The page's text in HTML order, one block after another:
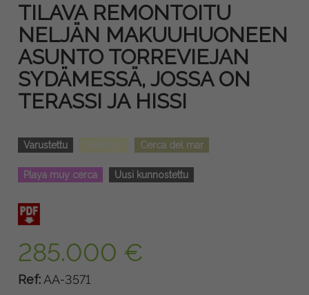
TILAVA REMONTOITU
NELJÄN MAKUUHUONEEN
ASUNTO TORREVIEJAN
SYDÄMESSÄ, JOSSA ON
TERASSI JA HISSI
Varustettu Cerca del mar
Playa muy cerca Uusi kunnostettu
285.000 €
Ref: AA-3571